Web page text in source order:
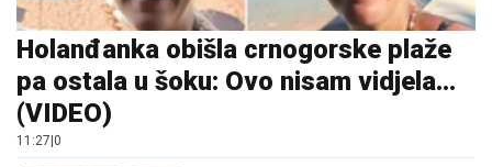
Holanđanka obišla crnogorske plaže
pa ostala u šoku: Ovo nisam vidjela...
(VIDEO)
11:27|0